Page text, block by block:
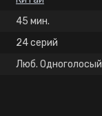
45 мин.
24 серий
Люб. Одноголосый